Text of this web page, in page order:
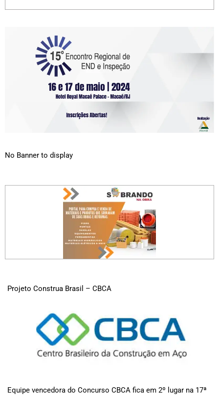
No Banner to display
Projeto Construa Brasil – CBCA
Equipe vencedora do Concurso CBCA fica em 2º lugar na 17ª